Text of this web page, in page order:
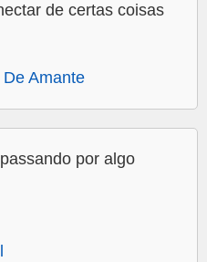
de certas coisas
Amante
por algo